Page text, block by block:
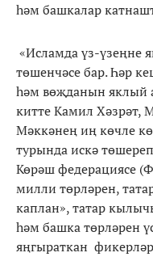
һәм башкалар
«Исламда үз-үзеңне
төшенчәсе бар. Һәр
һәм вөҗданын яклый
китте Камил Хәзрәт,
Мәккәнең иң көчле
турында искә
Көрәш федерациясе
милли төрләрен,
каплан», татар
һәм башка төрләрен
яңгыраткан